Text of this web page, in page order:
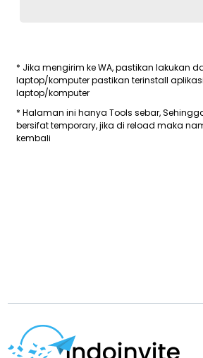
* Jika mengirim ke WA, pastikan lakukan
laptop/komputer pastikan terinstall
laptop/komputer
* Halaman ini hanya Tools sebar,
bersifat temporary, jika di reload maka
kembali